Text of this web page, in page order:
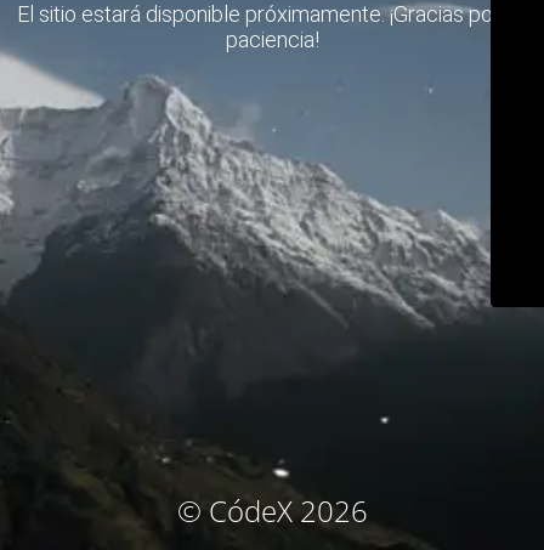
El sitio estará disponible próximamente. ¡Gracias por su
paciencia!
© CódeX 2026